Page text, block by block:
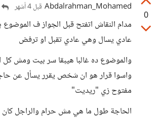
0
Abdalrahman_Mohamed قبل 4 أشهر
مدام النقاش اتفتح قبل الجواز ف الموضوع
عادي يسال وهي عادي تقبل او ترفض
والموضوع ده غالبا هيبقا سر بيت ومش كل
واسوا قرار هو ان شخص يقرر يسأل عن
مفتوح زي "ريديت"
الحاجة طول ما هي مش حرام والراجل